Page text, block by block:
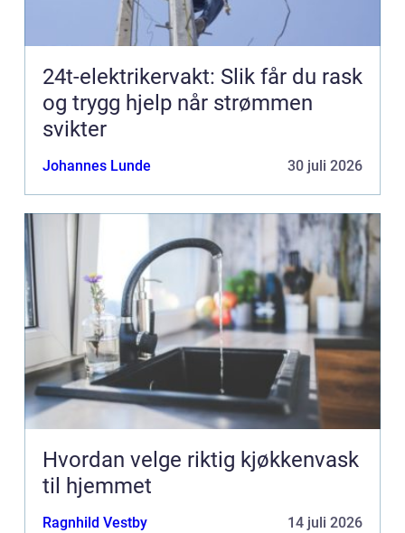
24t-elektrikervakt: Slik får du rask
og trygg hjelp når strømmen
svikter
Johannes Lunde 30 juli 2026
Hvordan velge riktig kjøkkenvask
til hjemmet
Ragnhild Vestby 14 juli 2026